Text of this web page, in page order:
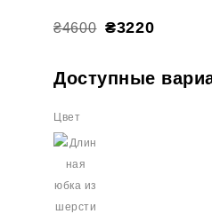
₴4600 ₴3220
Доступные
Цвет